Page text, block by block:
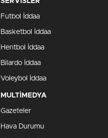
Futbol İddaa
Basketbol İddaa
Hentbol İddaa
Bilardo İddaa
Voleybol İddaa
MULTİMEDYA
Gazeteler
Hava Durumu